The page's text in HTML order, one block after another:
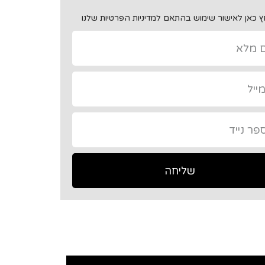
כאן לאישור שימוש בהתאם למדיניות הפרטיות שלנו
שליחה